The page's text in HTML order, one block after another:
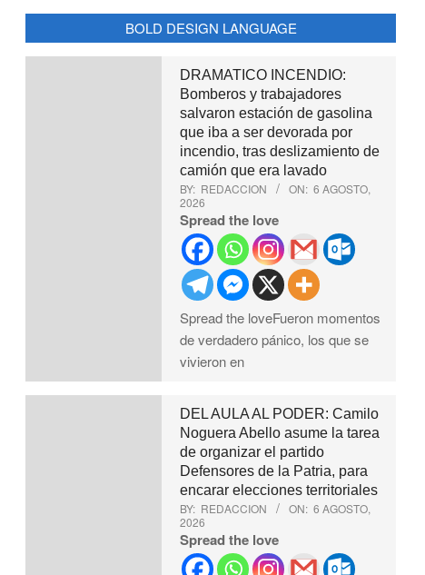
BOLD DESIGN LANGUAGE
DRAMATICO INCENDIO:
Bomberos y trabajadores
salvaron estación de gasolina
que iba a ser devorada por
incendio, tras deslizamiento de
camión que era lavado
BY: REDACCION ON: 6 AGOSTO,
2026
Spread the love
Spread the loveFueron momentos
de verdadero pánico, los que se
vivieron en
DEL AULA AL PODER: Camilo
Noguera Abello asume la tarea
de organizar el partido
Defensores de la Patria, para
encarar elecciones territoriales
BY: REDACCION ON: 6 AGOSTO,
2026
Spread the love